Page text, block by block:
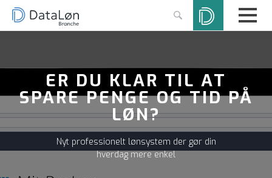
ER DU KLAR TIL AT
SPARE PENGE OG TID PÅ
LØN?
Nyt professionelt lønsystem der gør din
hverdag mere enkel